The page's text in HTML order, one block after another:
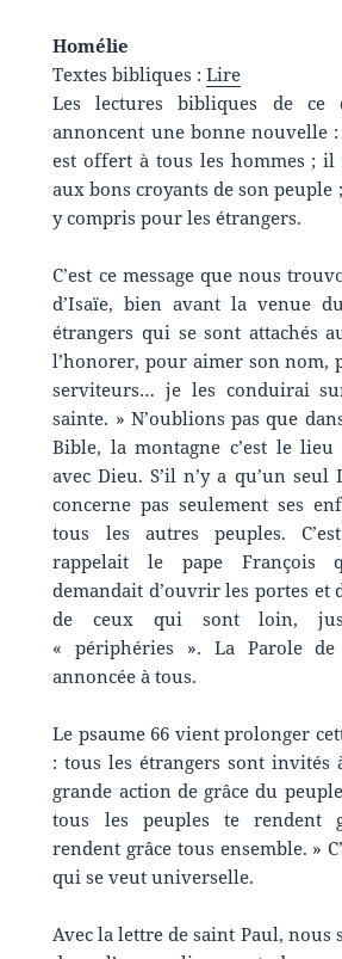
Homélie
Textes bibliques :Lire
Les lectures bibliques de ce
annoncent une bonne nouvelle
est offert à tous les hommes ; il
aux bons croyants de son peuple
y compris pour les étrangers.
C’est ce message que nous
d’Isaïe, bien avant la venue
étrangers qui se sont attachés
l’honorer, pour aimer son nom,
serviteurs… je les conduirai
sainte. » N’oublions pas que
Bible, la montagne c’est le
avec Dieu. S’il n’y a qu’un
concerne pas seulement ses
tous les autres peuples.
rappelait le pape François
demandait d’ouvrir les portes et
de ceux qui sont loin,
« périphéries ». La Parole
annoncée à tous.
Le psaume 66 vient prolonger
: tous les étrangers sont invités
grande action de grâce du
tous les peuples te rendent
rendent grâce tous ensemble. »
qui se veut universelle.
Avec la lettre de saint Paul, nous